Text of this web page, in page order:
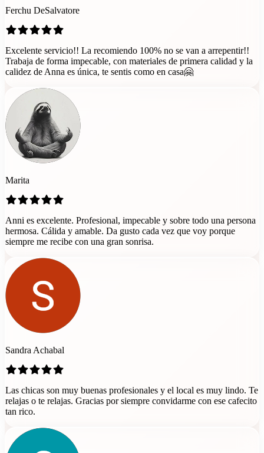
Ferchu DeSalvatore
Excelente servicio!! La recomiendo 100% no se van a arrepentir!!
Trabaja de forma impecable, con materiales de primera calidad y la
calidez de Anna es única, te sentis como en casa🤗
Marita
Anni es excelente. Profesional, impecable y sobre todo una persona
hermosa. Cálida y amable. Da gusto cada vez que voy porque
siempre me recibe con una gran sonrisa.
Sandra Achabal
Las chicas son muy buenas profesionales y el local es muy lindo. Te
relajas o te relajas. Gracias por siempre convidarme con ese cafecito
tan rico.